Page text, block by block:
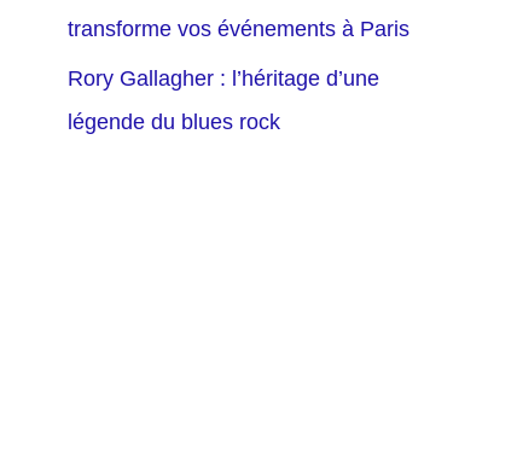
transforme vos événements à Paris
Rory Gallagher : l’héritage d’une
légende du blues rock